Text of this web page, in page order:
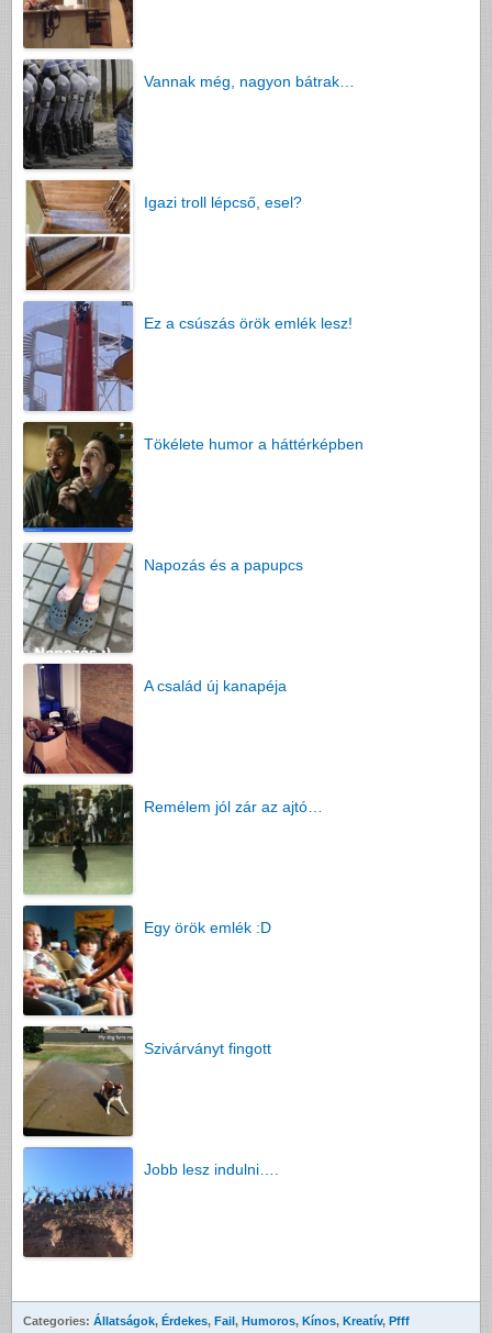
Vannak még, nagyon bátrak…
Igazi troll lépcső, esel?
Ez a csúszás örök emlék lesz!
Tökélete humor a háttérképben
Napozás és a papupcs
A család új kanapéja
Remélem jól zár az ajtó…
Egy örök emlék :D
Szivárványt fingott
Jobb lesz indulni….
Categories: Állatságok, Érdekes, Fail, Humoros, Kínos, Kreatív, Pfff